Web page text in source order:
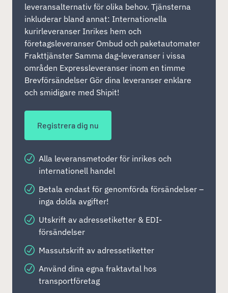
leveransalternativ för olika behov. Tjänsterna
inkluderar bland annat: Internationella
kurirleveranser Inrikes hem och
företagsleveranser Ombud och paketautomater
Frakttjänster Samma dag-leveranser i vissa
områden Expressleveranser inom en timme
Brevförsändelser Gör dina leveranser enklare
och smidigare med Shipit!
Registrera dig nu
Alla leveransmetoder för inrikes och
internationell handel
Betala endast för genomförda försändelser –
inga dolda avgifter!
Utskrift av adressetiketter & EDI-
försändelser
Massutskrift av adressetiketter
Använd dina egna fraktavtal hos
transportföretag